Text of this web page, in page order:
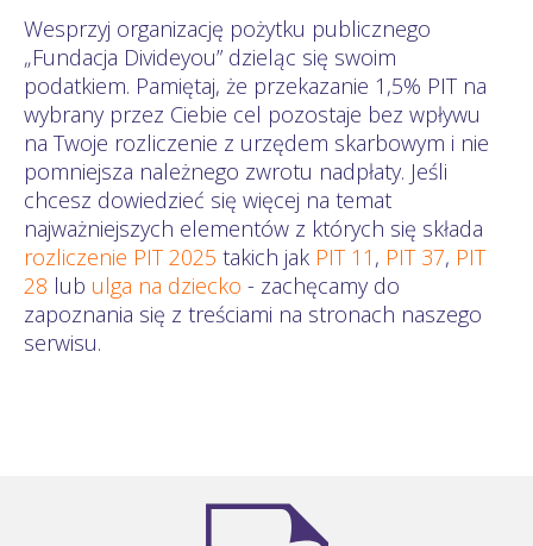
Wesprzyj organizację pożytku publicznego
„Fundacja Divideyou” dzieląc się swoim
podatkiem. Pamiętaj, że przekazanie 1,5% PIT na
wybrany przez Ciebie cel pozostaje bez wpływu
na Twoje rozliczenie z urzędem skarbowym i nie
pomniejsza należnego zwrotu nadpłaty. Jeśli
chcesz dowiedzieć się więcej na temat
najważniejszych elementów z których się składa
rozliczenie PIT 2025 takich jak PIT 11 , PIT 37, PIT
28 lub ulga na dziecko - zachęcamy do
zapoznania się z treściami na stronach naszego
serwisu.